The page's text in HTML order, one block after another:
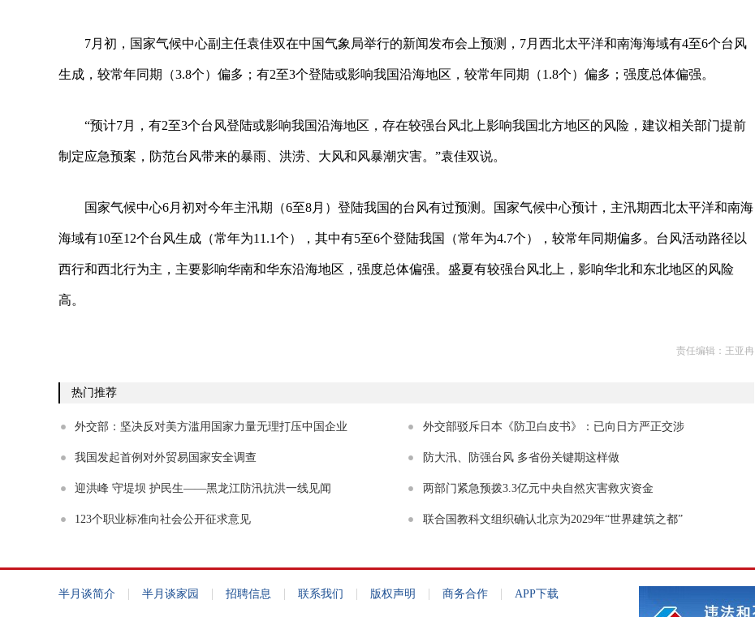
7月初，国家气候中心副主任袁佳双在中国气象局举行的新闻发布会上预测，7月西北太平洋和南海海域有4至6个台风
生成，较常年同期（3.8个）偏多；有2至3个登陆或影响我国沿海地区，较常年同期（1.8个）偏多；强度总体偏强。
“预计7月，有2至3个台风登陆或影响我国沿海地区，存在较强台风北上影响我国北方地区的风险，建议相关部门提前
制定应急预案，防范台风带来的暴雨、洪涝、大风和风暴潮灾害。”袁佳双说。
国家气候中心6月初对今年主汛期（6至8月）登陆我国的台风有过预测。国家气候中心预计，主汛期西北太平洋和南海
海域有10至12个台风生成（常年为11.1个），其中有5至6个登陆我国（常年为4.7个），较常年同期偏多。台风活动路径以
西行和西北行为主，主要影响华南和华东沿海地区，强度总体偏强。盛夏有较强台风北上，影响华北和东北地区的风险
高。
责任编辑：王亚冉
热门推荐
外交部：坚决反对美方滥用国家力量无理打压中国企业 外交部驳斥日本《防卫白皮书》：已向日方严正交涉
我国发起首例对外贸易国家安全调查 防大汛、防强台风 多省份关键期这样做
迎洪峰 守堤坝 护民生——黑龙江防汛抗洪一线见闻 两部门紧急预拨3.3亿元中央自然灾害救灾资金
123个职业标准向社会公开征求意见 联合国教科文组织确认北京为2029年“世界建筑之都”
半月谈简介 | 半月谈家园 | 招聘信息 | 联系我们 | 版权声明 | 商务合作 | APP下载